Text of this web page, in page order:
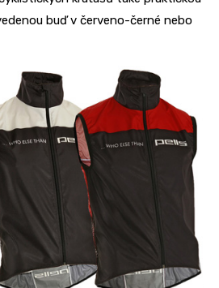
buď v červeno-černé nebo